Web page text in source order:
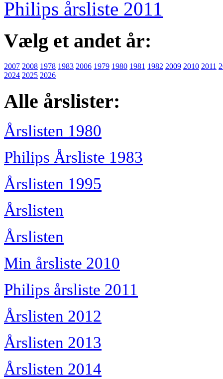
Philips årsliste 2011
Vælg et andet år:
2007 2008 1978 1983 2006 1979 1980 1981 1982 2009 2010 2011
2024 2025 2026
Alle årslister:
Årslisten 1980
Philips Årsliste 1983
Årslisten 1995
Årslisten
Årslisten
Min årsliste 2010
Philips årsliste 2011
Årslisten 2012
Årslisten 2013
Årslisten 2014